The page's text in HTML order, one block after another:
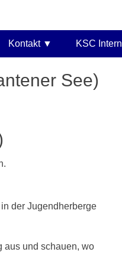
Kontakt KSC Intern
See)
der Jugendherberge
aus und schauen, wo